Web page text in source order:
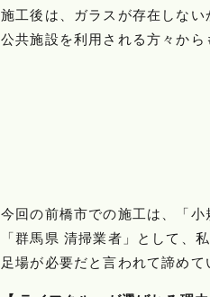
施工後は、ガラスが存在しない
公共施設を利用される方々か
今回の前橋市での施工は、「
「群馬県 清掃業者」として、
足場が必要だと言われて諦め